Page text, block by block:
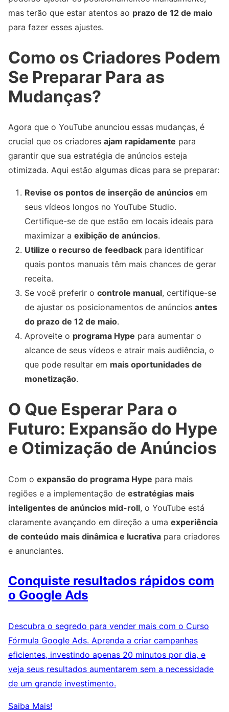
mas terão que estar atentos ao prazo de 12 de maio
para fazer esses ajustes.
Como os Criadores Podem
Se Preparar Para as
Mudanças?
Agora que o YouTube anunciou essas mudanças, é
crucial que os criadores ajam rapidamente para
garantir que sua estratégia de anúncios esteja
otimizada. Aqui estão algumas dicas para se preparar:
Revise os pontos de inserção de anúncios em
seus vídeos longos no YouTube Studio.
Certifique-se de que estão em locais ideais para
maximizar a exibição de anúncios.
Utilize o recurso de feedback para identificar
quais pontos manuais têm mais chances de gerar
receita.
Se você preferir o controle manual, certifique-se
de ajustar os posicionamentos de anúncios antes
do prazo de 12 de maio.
Aproveite o programa Hype para aumentar o
alcance de seus vídeos e atrair mais audiência, o
que pode resultar em mais oportunidades de
monetização.
O Que Esperar Para o
Futuro: Expansão do Hype
e Otimização de Anúncios
Com o expansão do programa Hype para mais
regiões e a implementação de estratégias mais
inteligentes de anúncios mid-roll, o YouTube está
claramente avançando em direção a uma experiência
de conteúdo mais dinâmica e lucrativa para criadores
e anunciantes.
Conquiste resultados rápidos com
o Google Ads
Descubra o segredo para vender mais com o Curso
Fórmula Google Ads. Aprenda a criar campanhas
eficientes, investindo apenas 20 minutos por dia, e
veja seus resultados aumentarem sem a necessidade
de um grande investimento.
Saiba Mais!